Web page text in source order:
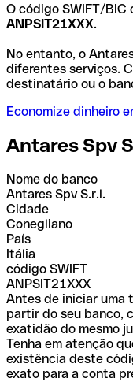
O código SWIFT/BIC
ANPSIT21XXX.
No entanto, o
diferentes serviços.
destinatário ou o
Economize dinheiro
Antares Spv
Nome do banco
Antares Spv S.r.l.
Cidade
Conegliano
País
Itália
código SWIFT
ANPSIT21XXX
Antes de iniciar uma
partir do seu banco,
exatidão do mesmo
Tenha em atenção
existência deste
exato para a conta